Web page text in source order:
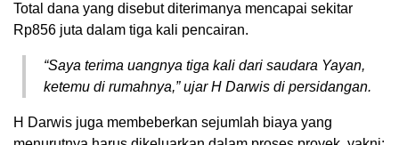
Total dana yang disebut diterimanya mencapai sekitar
Rp856 juta dalam tiga kali pencairan.
“Saya terima uangnya tiga kali dari saudara Yayan,
ketemu di rumahnya,” ujar H Darwis di persidangan.
H Darwis juga membeberkan sejumlah biaya yang